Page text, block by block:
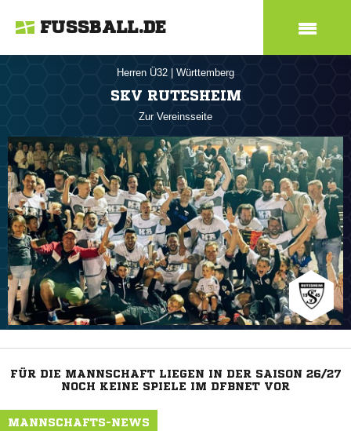
FUSSBALL.DE
Herren Ü32 Württemberg
SKV RUTESHEIM
Zur Vereinsseite
FÜR DIE MANNSCHAFT LIEGEN IN DER SAISON 26/27
NOCH KEINE SPIELE IM DFBNET VOR
MANNSCHAFTS-NEWS